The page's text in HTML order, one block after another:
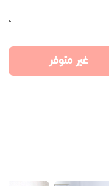
غير متوفر